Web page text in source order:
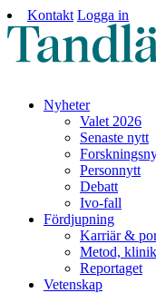
Kontakt Logga in
Nyheter
Valet 2026
Senaste nytt
Personnytt
Debatt
Ivo-fall
Fördjupning
Karriär &
Metod,
Reportaget
Vetenskap